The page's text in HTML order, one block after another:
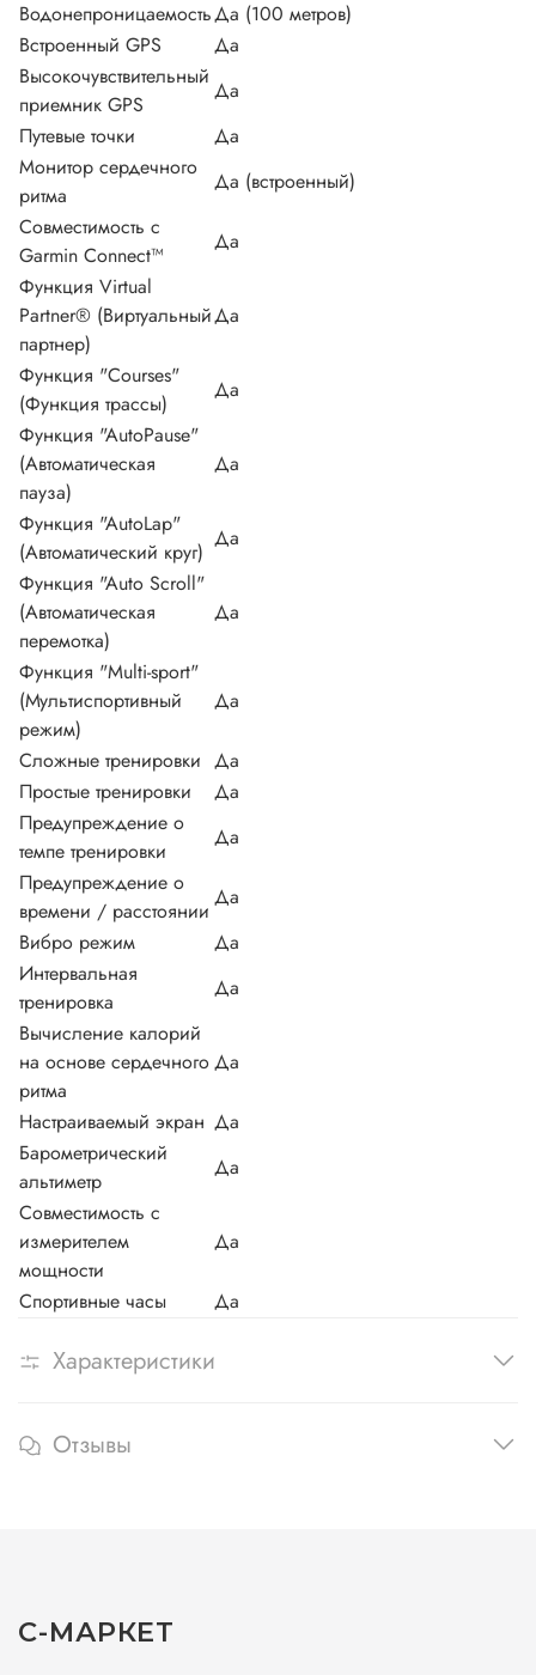
ВодонепроницаемостьДа (100 метров)
Встроенный GPS
Да
Высокочувствительный
приемник GPS
Да
Путевые точки
Да
Монитор сердечного
ритма
Да (встроенный)
Совместимость с
Garmin Connect™
Да
Функция Virtual
Partner® (Виртуальный
партнер)
Да
Функция "Сourses"
(Функция трассы)
Да
Функция "AutoPause"
(Автоматическая
пауза)
Да
Функция "AutoLap"
(Автоматический круг)
Да
Функция "Auto Scroll"
(Автоматическая
перемотка)
Да
Функция "Multi-sport"
(Мультиспортивный
режим)
Да
Сложные тренировки Да
Простые тренировки
Да
Предупреждение о
темпе тренировки
Да
Предупреждение о
времени / расстоянии
Да
Вибро режим
Да
Интервальная
тренировка
Да
Вычисление калорий
на основе сердечного
ритма
Да
Настраиваемый экран Да
Барометрический
альтиметр
Да
Совместимость с
измерителем
мощности
Да
Спортивные часы Да
Характеристики
Отзывы
С-МАРКЕТ